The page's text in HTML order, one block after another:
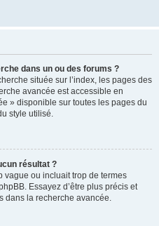
dans un ou des forums ?
située sur l’index, les pages des
avancée est accessible en
» disponible sur toutes les pages du
style utilisé.
résultat ?
vague ou incluait trop de termes
Essayez d’être plus précis et
dans la recherche avancée.